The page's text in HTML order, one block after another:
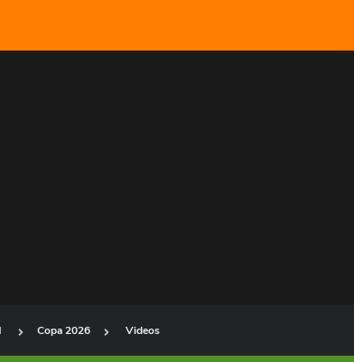
Copa 2026 Videos